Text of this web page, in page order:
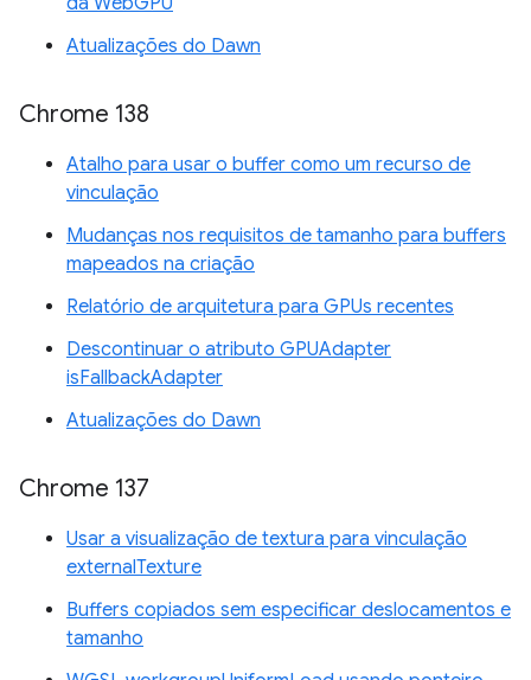
Atualizações do Dawn
Chrome 138
Atalho para usar o buffer como um recurso de
vinculação
Mudanças nos requisitos de tamanho para buffers
mapeados na criação
Relatório de arquitetura para GPUs recentes
Descontinuar o atributo GPUAdapter
isFallbackAdapter
Atualizações do Dawn
Chrome 137
Usar a visualização de textura para vinculação
externalTexture
Buffers copiados sem especificar deslocamentos e
tamanho